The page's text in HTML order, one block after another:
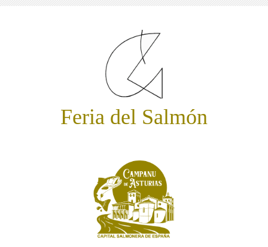
Feria del Salmón